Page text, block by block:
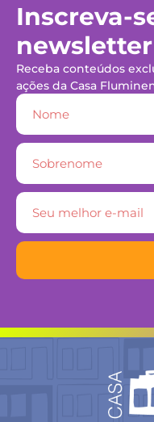
Inscreva-
newsletter
Receba conteúdos
ações da Casa